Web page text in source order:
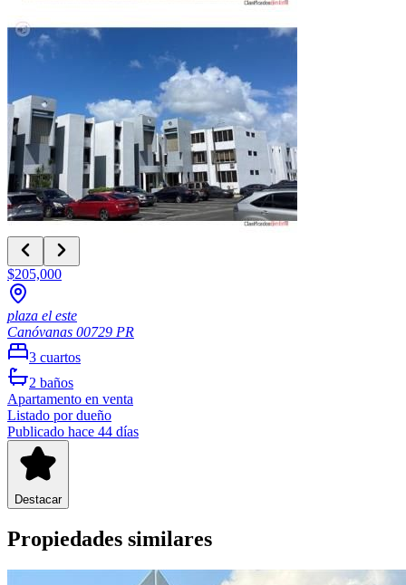
$205,000
plaza el este
Canóvanas 00729 PR
3 cuartos
2 baños
Apartamento en venta
Listado por dueño
Publicado hace 44 días
Destacar
Propiedades similares